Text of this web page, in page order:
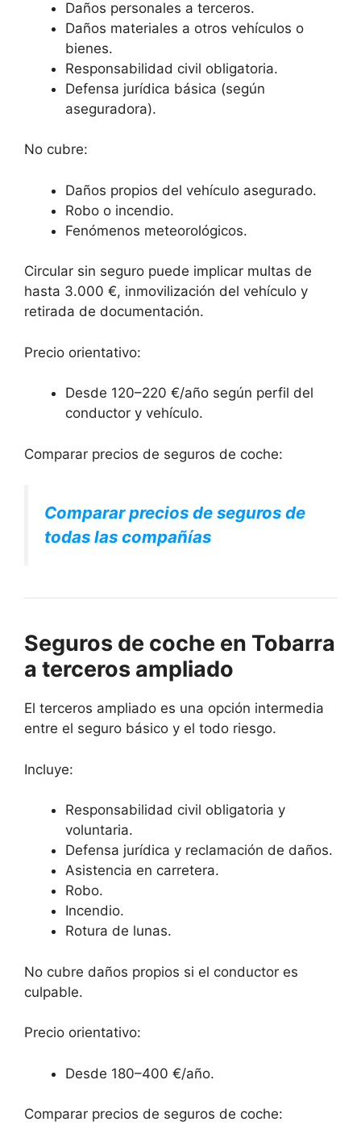
Daños personales a terceros.
Daños materiales a otros vehículos o
bienes.
Responsabilidad civil obligatoria.
Defensa jurídica básica (según
aseguradora).
No cubre:
Daños propios del vehículo asegurado.
Robo o incendio.
Fenómenos meteorológicos.
Circular sin seguro puede implicar multas de
hasta 3.000 €, inmovilización del vehículo y
retirada de documentación.
Precio orientativo:
Desde 120–220 €/año según perfil del
conductor y vehículo.
Comparar precios de seguros de coche:
Comparar precios de seguros de
todas las compañías
Seguros de coche en Tobarra
a terceros ampliado
El terceros ampliado es una opción intermedia
entre el seguro básico y el todo riesgo.
Incluye:
Responsabilidad civil obligatoria y
voluntaria.
Defensa jurídica y reclamación de daños.
Asistencia en carretera.
Robo.
Incendio.
Rotura de lunas.
No cubre daños propios si el conductor es
culpable.
Precio orientativo:
Desde 180–400 €/año.
Comparar precios de seguros de coche: